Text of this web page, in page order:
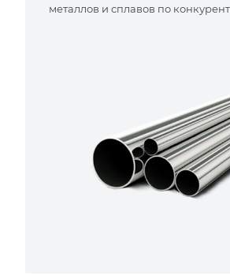
металлов и сплавов по